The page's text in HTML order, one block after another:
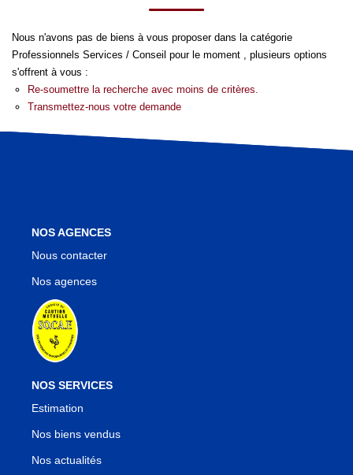
NOS BIENS VENDUS
NOS AGENCES
Budget max Plus de critères
Nous n'avons pas de biens à vous proposer dans la catégorie
Professionnels Services / Conseil pour le moment , plusieurs options
s'offrent à vous :
Re-soumettre la recherche avec moins de critères.
Transmettez-nous votre demande
NOS AGENCES
Nous contacter
Nos agences
NOS SERVICES
Estimation
Nos biens vendus
Nos actualités